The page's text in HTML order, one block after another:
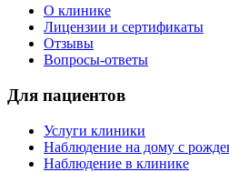
О клинике
Лицензии и сертификаты
Отзывы
Вопросы-ответы
Для пациентов
Услуги клиники
Наблюдение на дому с
Наблюдение в клинике